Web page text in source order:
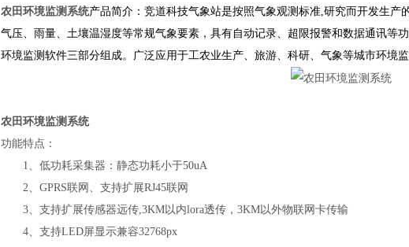
农田环境监测系统产品简介：竞道科技气象站是按照气象观测标准,研究而开发生产
气压、雨量、土壤温湿度等常规气象要素，具有自动记录、超限报警和数据通讯等
环境监测软件三部分组成。广泛应用于工农业生产、旅游、科研、气象等城市环境监
农田环境监测系统
功能特点：
1、低功耗采集器：静态功耗小于50uA
2、GPRS联网、支持扩展RJ45联网
3、支持扩展传感器远传,3KM以内lora透传，3KM以外物联网卡传输
4、支持LED屏显示兼容32768px